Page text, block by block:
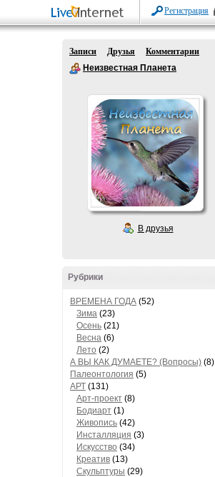
Регистрация
Записи Друзья
Комментарии
Неизвестная Планета
В друзья
Рубрики
ВРЕМЕНА ГОДА (52)
Зима (23)
Осень (21)
Весна (6)
Лето (2)
А ВЫ КАК ДУМАЕТЕ? (Вопросы) (8)
Палеонтология (5)
АРТ (131)
Арт-проект (8)
Бодиарт (1)
Живопись (42)
Инсталляция (3)
Искусство (34)
Креатив (13)
Скульптуры (29)